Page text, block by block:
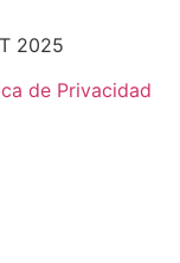
2025
de Privacidad